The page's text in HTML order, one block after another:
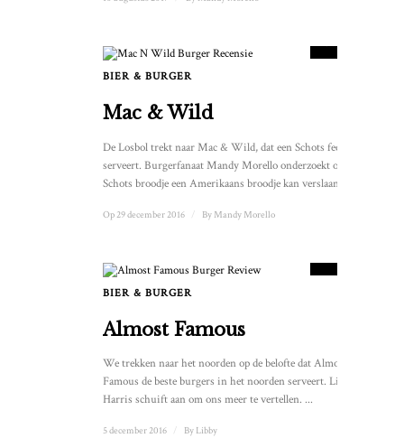
SCORE
BIER & BURGER
Mac & Wild
De Losbol trekt naar Mac & Wild, dat een Schots feestmaal
serveert. Burgerfanaat Mandy Morello onderzoekt of een
Schots broodje een Amerikaans broodje kan verslaan. ...
Op 29 december 2016 By Mandy Morello
BIER & BURGER
Almost Famous
We trekken naar het noorden op de belofte dat Almost
Famous de beste burgers in het noorden serveert. Libby
Harris schuift aan om ons meer te vertellen. ...
5 december 2016 By Libby